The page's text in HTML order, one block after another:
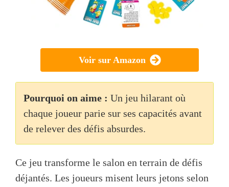
Voir sur Amazon
Pourquoi on aime : Un jeu hilarant où
chaque joueur parie sur ses capacités avant
de relever des défis absurdes.
Ce jeu transforme le salon en terrain de défis
déjantés. Les joueurs misent leurs jetons selon